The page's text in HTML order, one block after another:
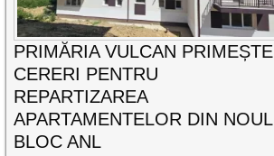
PRIMĂRIA VULCAN PRIMEȘTE
CERERI PENTRU
REPARTIZAREA
APARTAMENTELOR DIN NOUL
BLOC ANL